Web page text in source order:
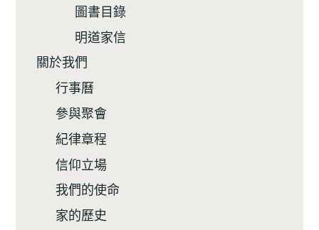
圖書目錄
明道家信
關於我們
行事曆
參與聚會
紀律章程
信仰立場
我們的使命
家的歷史